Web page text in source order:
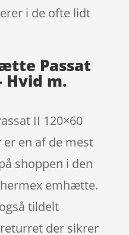
i de ofte lidt
Passat
Hvid m.
II 120×60
en af de mest
shoppen i den
emhætte.
tildelt
der sikrer